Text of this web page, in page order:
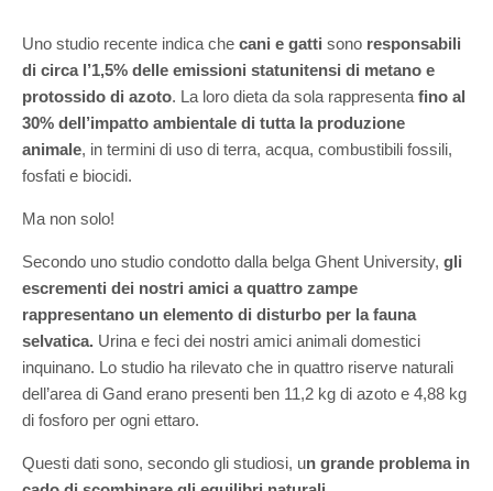
Uno studio recente indica che cani e gatti sono responsabili
di circa l’1,5% delle emissioni statunitensi di metano e
protossido di azoto. La loro dieta da sola rappresenta fino al
30% dell’impatto ambientale di tutta la produzione
animale, in termini di uso di terra, acqua, combustibili fossili,
fosfati e biocidi.
Ma non solo!
Secondo uno studio condotto dalla belga Ghent University, gli
escrementi dei nostri amici a quattro zampe
rappresentano un elemento di disturbo per la fauna
selvatica. Urina e feci dei nostri amici animali domestici
inquinano. Lo studio ha rilevato che in quattro riserve naturali
dell’area di Gand erano presenti ben 11,2 kg di azoto e 4,88 kg
di fosforo per ogni ettaro.
Questi dati sono, secondo gli studiosi, un grande problema in